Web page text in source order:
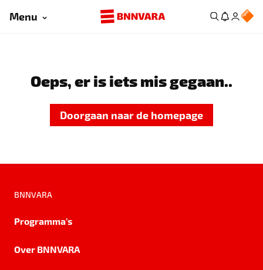
Menu
Oeps, er is iets mis gegaan..
Doorgaan naar de homepage
BNNVARA
Programma's
Over BNNVARA